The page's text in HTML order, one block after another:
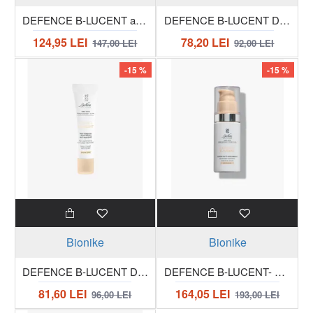
DEFENCE B-LUCENT anti dark spots crema protectiva SPF 50 UV SHIELD 40 ml
124,95 LEI 147,00 LEI
DEFENCE B-LUCENT Day Peel Crema de curatare scrub delicat pentru piele hiperpigmentata 150 ml
78,20 LEI 92,00 LEI
-15 %
Bionike
DEFENCE B-LUCENT Drop-on-focus aplicare localizata pe petele hiperpigmentate tub 15 ml
81,60 LEI 96,00 LEI
-15 %
Bionike
DEFENCE B-LUCENT- CONCENTRAT UNIFORMIZANT- Sticla 30 ml
164,05 LEI 193,00 LEI